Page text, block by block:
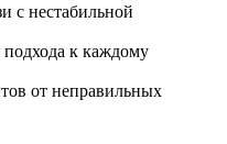
с нестабильной
к каждому
от неправильных